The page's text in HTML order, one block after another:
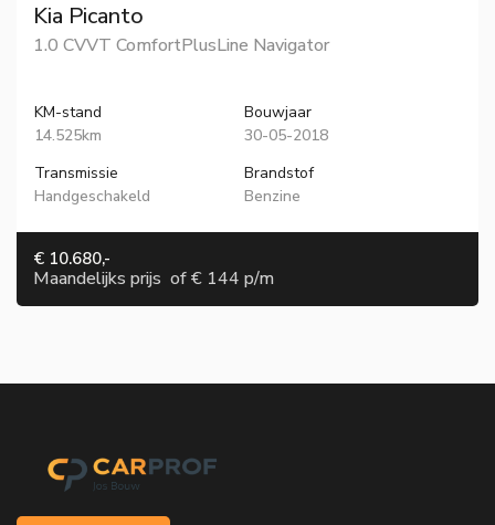
Kia Picanto
1.0 CVVT ComfortPlusLine Navigator
KM-stand
14.525km
Bouwjaar
30-05-2018
Transmissie
Handgeschakeld
Brandstof
Benzine
€ 10.680,-
Maandelijks prijs of€ 144 p/m